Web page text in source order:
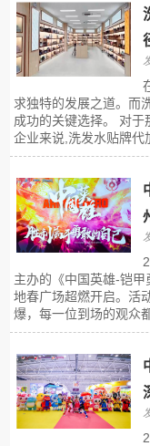
求独特的发展之道。而
成功的关键选择。 对
企业来说,洗发水贴牌代
主办的《中国英雄-铠
地春广场超燃开启。活
爆，每一位到场的观众